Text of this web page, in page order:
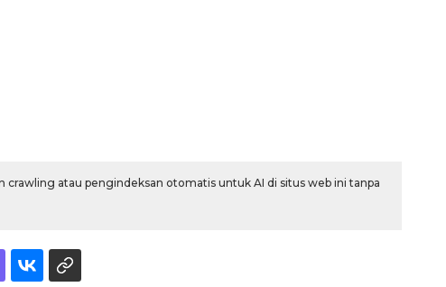
atau pengindeksan otomatis untuk AI di situs web ini tanpa